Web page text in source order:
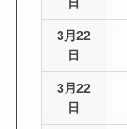
3月22
日
3月22
日